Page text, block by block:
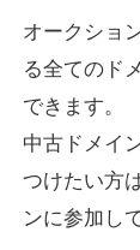
オークショ
る全てのド
できます。
中古ドメイ
つけたい方
ンに参加し